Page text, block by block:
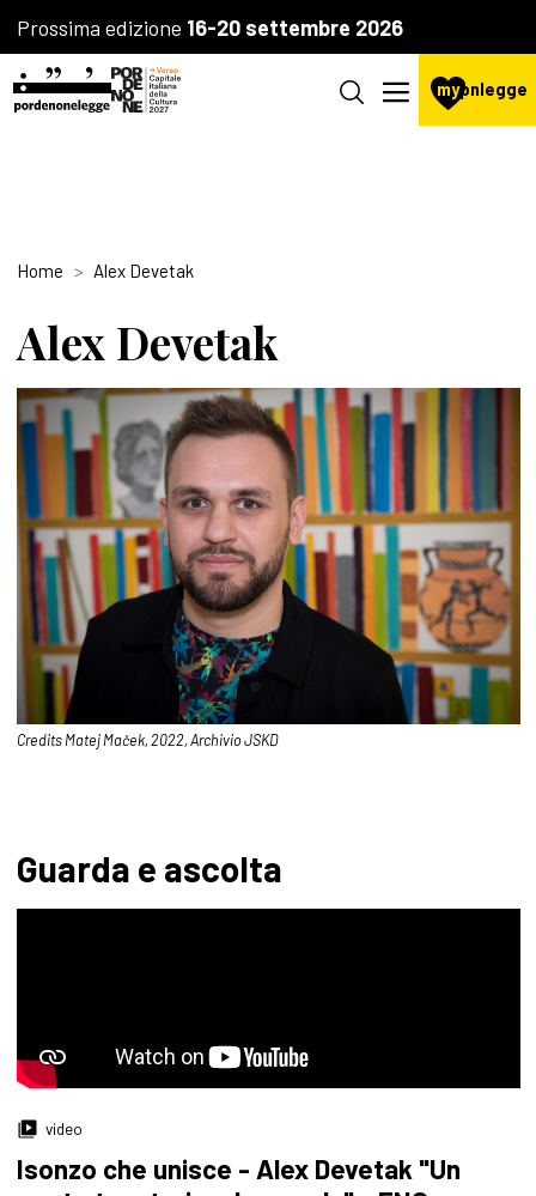
Prossima edizione 16-20 settembre 2026
mypnlegge
Home Alex Devetak
Alex Devetak
Credits Matej Maček, 2022, Archivio JSKD
Guarda e ascolta
video
Isonzo che unisce - Alex Devetak "Un